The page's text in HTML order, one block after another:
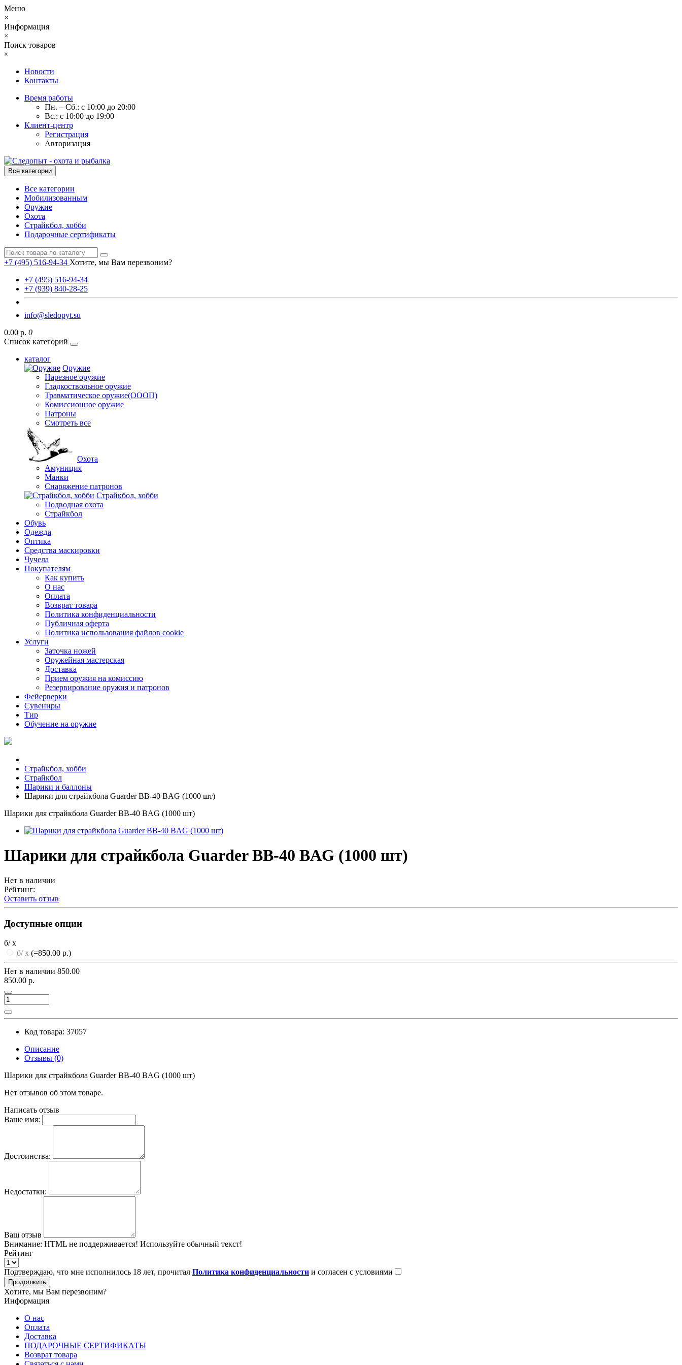
Меню
×
Информация
×
Поиск товаров
×
Новости
Контакты
Время работы
Пн. – Сб.: с 10:00 до 20:00
Вс.: с 10:00 до 19:00
Клиент-центр
Регистрация
Авторизация
Все категории
Все категории
Мобилизованным
Оружие
Охота
Страйкбол, хобби
Подарочные сертификаты
+7 (495) 516-94-34 Хотите, мы Вам перезвоним?
+7 (495) 516-94-34
+7 (939) 840-28-25
info@sledopyt.su
0.00 р. 0
Список категорий
каталог
Оружие
Нарезное оружие
Гладкоствольное оружие
Травматическое оружие(ОООП)
Комиссионное оружие
Патроны
Смотреть все
Охота
Амуниция
Манки
Снаряжение патронов
Страйкбол, хобби
Подводная охота
Страйкбол
Обувь
Одежда
Оптика
Средства маскировки
Чучела
Покупателям
Как купить
О нас
Оплата
Возврат товара
Политика конфиденциальности
Публичная оферта
Политика использования файлов cookie
Услуги
Заточка ножей
Оружейная мастерская
Доставка
Прием оружия на комиссию
Резервирование оружия и патронов
Фейерверки
Сувениры
Тир
Обучение на оружие
Страйкбол, хобби
Страйкбол
Шарики и баллоны
Шарики для страйкбола Guarder BB-40 BAG (1000 шт)
Шарики для страйкбола Guarder BB-40 BAG (1000 шт)
Шарики для страйкбола Guarder BB-40 BAG (1000 шт)
Нет в наличии
Рейтинг:
Оставить отзыв
Доступные опции
б/ х
б/ х (=850.00 р.)
Нет в наличии 850.00
850.00 р.
Код товара: 37057
Описание
Отзывы (0)
Шарики для страйкбола Guarder BB-40 BAG (1000 шт)
Нет отзывов об этом товаре.
Написать отзыв
Ваше имя:
Достоинства:
Недостатки:
Ваш отзыв
Внимание: HTML не поддерживается! Используйте обычный текст!
Рейтинг
Подтверждаю, что мне исполнилось 18 лет, прочитал Политика конфиденциальности и согласен с условиями
Продолжить
Хотите, мы Вам перезвоним?
Информация
О нас
Оплата
Доставка
ПОДАРОЧНЫЕ СЕРТИФИКАТЫ
Возврат товара